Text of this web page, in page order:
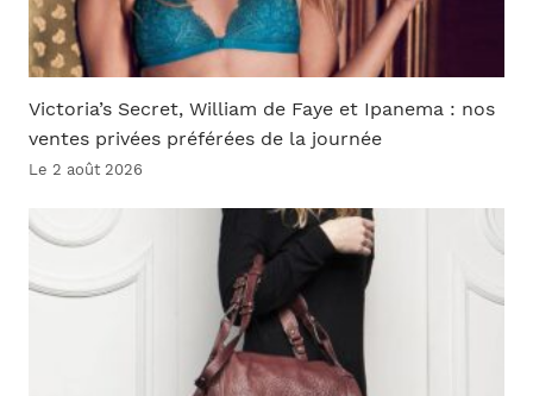
Victoria’s Secret, William de Faye et Ipanema : nos
ventes privées préférées de la journée
Le 2 août 2026